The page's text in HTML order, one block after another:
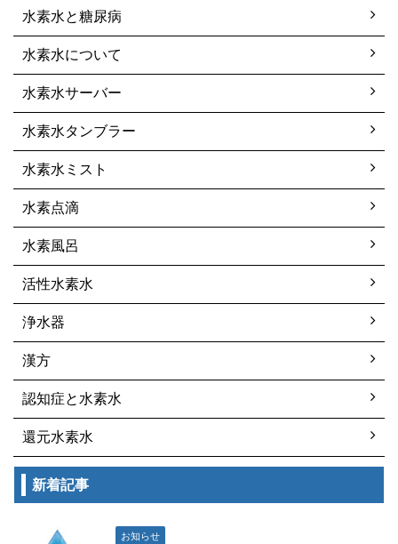
水素水と糖尿病
水素水について
水素水サーバー
水素水タンブラー
水素水ミスト
水素点滴
水素風呂
活性水素水
浄水器
漢方
認知症と水素水
還元水素水
新着記事
お知らせ